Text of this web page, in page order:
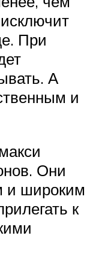
При
А
и
Они
и широким
к